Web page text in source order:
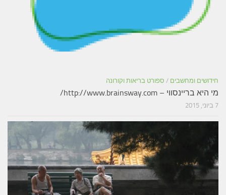
חידושים ומחשבים / ספורט בריאות וקורונה
מי היא בריינסווי – http://www.brainsway.com/
7 ביוני, 2015